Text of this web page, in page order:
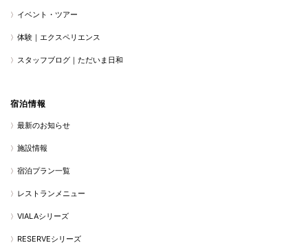
イベント・ツアー
体験｜エクスペリエンス
スタッフブログ｜ただいま日和
宿泊情報
最新のお知らせ
施設情報
宿泊プラン一覧
レストランメニュー
VIALAシリーズ
RESERVEシリーズ